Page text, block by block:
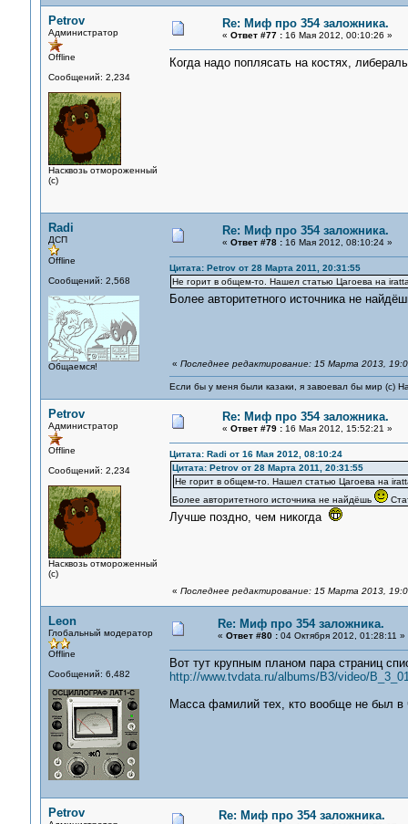
Petrov
Администратор
Offline
Сообщений: 2,234
Насквозь отмороженный
(с)
Re: Миф про 354 заложника.
« Ответ #77 :16 Мая 2012, 00:10:26 »
Когда надо поплясать на костях,
Radi
ДСП
Offline
Сообщений: 2,568
Общаемся!
Re: Миф про 354 заложника.
« Ответ #78 :16 Мая 2012, 08:10:24 »
Цитата: Petrov от 28 Марта 2011, 20:31:55
Не горит в общем-то. Нашел статью Цагоева на
Более авторитетного источника не
« Последнее редактирование: 15 Марта 2013,
Если бы у меня были казаки, я завоевал бы мир (с)
Petrov
Администратор
Offline
Сообщений: 2,234
Насквозь отмороженный
(с)
Re: Миф про 354 заложника.
« Ответ #79 :16 Мая 2012, 15:52:21 »
Цитата: Radi от 16 Мая 2012, 08:10:24
Цитата: Petrov от 28 Марта 2011, 20:31:55
Не горит в общем-то. Нашел статью Цагоева на
Более авторитетного источника не найдёшь
Лучше поздно, чем никогда
« Последнее редактирование: 15 Марта 2013,
Leon
Глобальный модератор
Offline
Сообщений: 6,482
Re: Миф про 354 заложника.
« Ответ #80 :04 Октября 2012, 01:28:11 »
Вот тут крупным планом пара страниц
http://www.tvdata.ru/albums/B3/video/
Масса фамилий тех, кто вообще не был в
Petrov Re: Миф про 354 заложника.